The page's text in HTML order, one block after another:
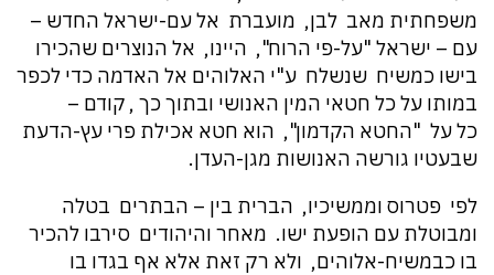
משפחתית מאב לבן, מועברת אל עם-ישראל החדש –
עם – ישראל "על-פי הרוח", היינו, אל הנוצרים שהכירו
בישו כמשיח שנשלח ע"י האלוהים אל האדמה כדי לכפר
במותו על כל חטאי המין האנושי ובתוך כך , קודם –
כל על "החטא הקדמון", הוא חטא אכילת פרי עץ-הדעת
שבעטיו גורשה האנושות מגן-העדן.
לפי פטרוס וממשיכיו, הברית בין – הבתרים בטלה
ומבוטלת עם הופעת ישו. מאחר והיהודים סירבו להכיר
בו כבמשיח-אלוהים, ולא רק זאת אלא אף בגדו בו